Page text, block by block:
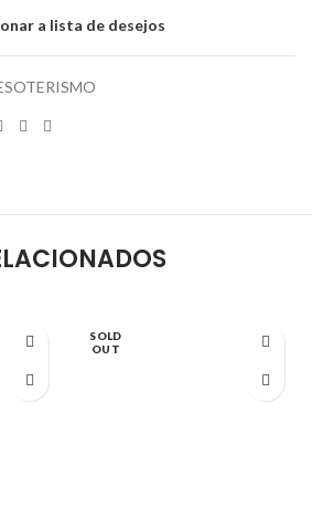
a lista de desejos
SOLD
OUT